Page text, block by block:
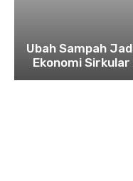
Ubah Sampah
Ekonomi